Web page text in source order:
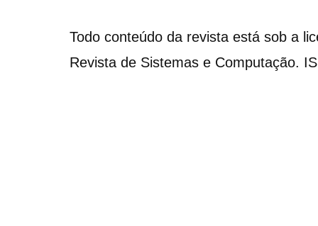
Todo conteúdo da revista está sob a
Revista de Sistemas e Computação.